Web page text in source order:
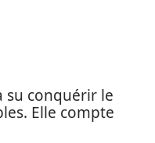
su conquérir le
Elle compte